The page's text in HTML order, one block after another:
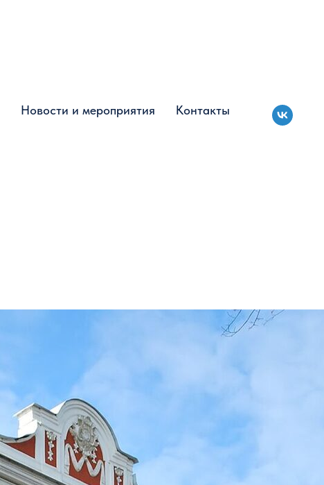
Новости и мероприятия Контакты
Новости и мероприятия Контакты